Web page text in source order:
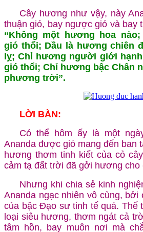
Cây hương như vậy, này
thuận gió, bay ngược gió và bay
“Không một hương hoa
gió thổi; Dầu là hương chiên
lỵ; Chỉ hương người giới
gió thổi; Chỉ hương bậc Chân
phương trời”.
LỜI BÀN:
Có thể hôm ấy là một
Ananda được gió mang đến ban
hương thơm tinh kiết của cỏ
cảm tạ đất trời đã gởi hương cho
Nhưng khi chia sẻ kinh
Ananda ngạc nhiên vô cùng, bởi
của bậc Đạo sư tinh tế quá. Thế
loại siêu hương, thơm ngát cả
tâm hồn, bay muôn nơi mà